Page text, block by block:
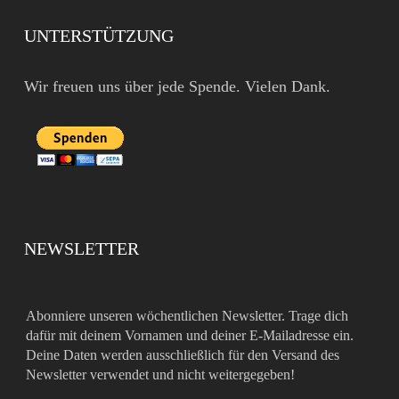
UNTERSTÜTZUNG
Wir freuen uns über jede Spende. Vielen Dank.
NEWSLETTER
Abonniere unseren wöchentlichen Newsletter. Trage dich
dafür mit deinem Vornamen und deiner E-Mailadresse ein.
Deine Daten werden ausschließlich für den Versand des
Newsletter verwendet und nicht weitergegeben!